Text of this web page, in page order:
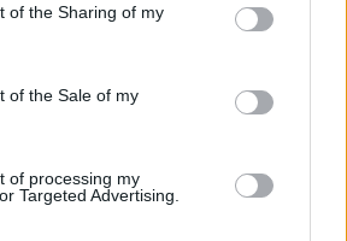
or usage behaviour. You may click to
to Google and its third-party tags to
specified purposes in below Google
of the Sharing of my
of the Sale of my
of processing my
Targeted Advertising.